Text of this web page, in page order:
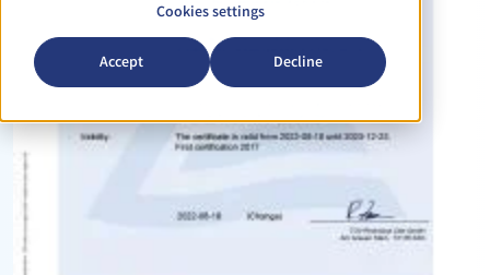
Cookies settings
Accept Decline